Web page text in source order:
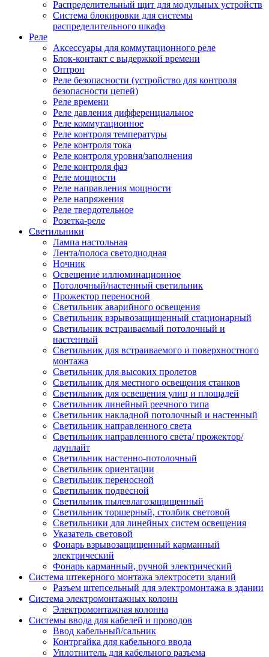
Распределительный щит для модульных устройств
Система блокировки для системы
распределительного шкафа
Реле
Аксессуары для коммутационного реле
Блок-контакт с выдержкой времени
Оптрон
Реле безопасности (устройство для контроля
безопасности цепей)
Реле времени
Реле давления дифференциальное
Реле коммутационное
Реле контроля температуры
Реле контроля тока
Реле контроля уровня/заполнения
Реле контроля фаз
Реле мощности
Реле направления мощности
Реле напряжения
Реле твердотельное
Розетка-реле
Светильники
Лампа настольная
Лента/полоса светодиодная
Ночник
Освещение иллюминационное
Потолочный/настенный светильник
Прожектор переносной
Светильник аварийного освещения
Светильник взрывозащищенный стационарный
Светильник встраиваемый потолочный и
настенный
Светильник для встраиваемого и поверхностного
монтажа
Светильник для высоких пролетов
Светильник для местного освещения станков
Светильник для освещения улиц и площадей
Светильник линейный реечного типа
Светильник накладной потолочный и настенный
Светильник направленного света
Светильник направленного света/ прожектор/
даунлайт
Светильник настенно-потолочный
Светильник ориентации
Светильник переносной
Светильник подвесной
Светильник пылевлагозащищенный
Светильник торшерный, столбик световой
Светильники для линейных систем освещения
Указатель световой
Фонарь взрывозащищенный карманный
электрический
Фонарь карманный, ручной электрический
Система штекерного монтажа электросети зданий
Разъем штепсельный для электромонтажа в здании
Система электромонтажных колонн
Электромонтажная колонна
Системы ввода для кабелей и проводов
Ввод кабельный/сальник
Контргайка для кабельного ввода
Уплотнитель для кабельного разъема